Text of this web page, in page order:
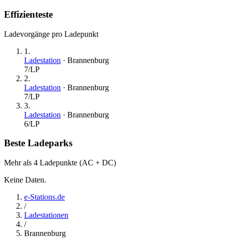
Effizienteste
Ladevorgänge pro Ladepunkt
1 .
Ladestation · Brannenburg
7/LP
2.
Ladestation · Brannenburg
7/LP
3.
Ladestation · Brannenburg
6/LP
Beste Ladeparks
Mehr als 4 Ladepunkte (AC + DC)
Keine Daten.
e-Stations.de
/
Ladestationen
/
Brannenburg